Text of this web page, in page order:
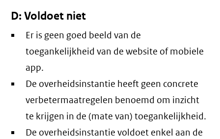
D: Voldoet niet
Er is geen goed beeld van de
toegankelijkheid van de website of mobiele
app.
De overheidsinstantie heeft geen concrete
verbetermaatregelen benoemd om inzicht
te krijgen in de (mate van) toegankelijkheid.
De overheidsinstantie voldoet enkel aan de